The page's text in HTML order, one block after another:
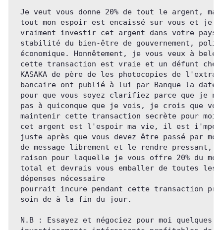
Je veut vous donne 20% de tout le argent,
tout mon espoir est encaissé sur vous et je
vraiment investir cet argent dans votre
stabilité du bien-être de gouvernement,
économique. Honnêtement, je vous veux à
cette transaction est vraie et un défunt chef
KASAKA de père de les photocopies de
bancaire ont publié à lui par Banque la date
pour que vous soyez clarifiez parce que je ne
pas à quiconque que je vois, je crois que
maintenir cette transaction secrète pour moi
cet argent est l'espoir ma vie, il est
juste après que vous devez être passé par
de message librement et le rendre pressant,
raison pour laquelle je vous offre 20% du
total et devrais vous emballer de toutes les
dépenses nécessaire
pourrait incure pendant cette transaction
soin de à la fin du jour.
N.B : Essayez et négociez pour moi quelques